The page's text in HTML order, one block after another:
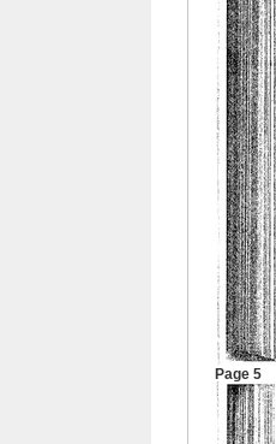
Page 5